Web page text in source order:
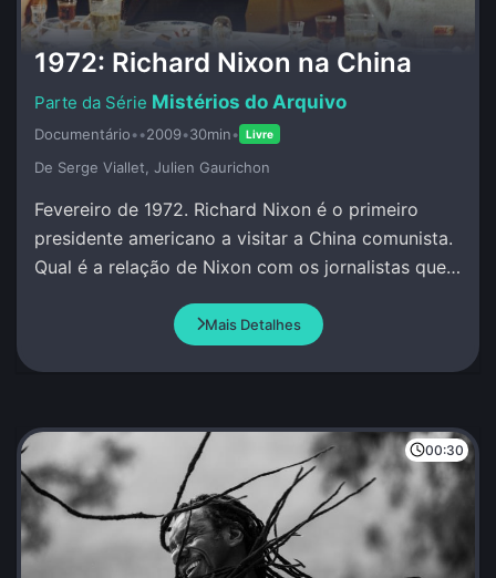
1972: Richard Nixon na China
Mistérios do Arquivo
Documentário••2009•30min• Livre
De Serge Viallet, Julien Gaurichon
Fevereiro de 1972. Richard Nixon é o primeiro
presidente americano a visitar a China comunista.
Qual é a relação de Nixon com os jornalistas que
Mais Detalhes
00:30